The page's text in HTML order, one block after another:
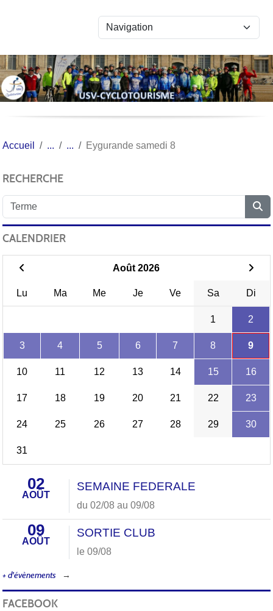
Accueil Eygurande samedi 8
RECHERCHE
CALENDRIER
Août 2026
Lu Ma Me Je Ve Sa Di
1 2
3 4 5 6 7 8 9
10 11 12 13 14 15 16
17 18 19 20 21 22 23
24 25 26 27 28 29 30
31
02
AOÛT
SEMAINE FEDERALE
du 02/08 au 09/08
09
AOÛT
SORTIE CLUB
le 09/08
+ d'évènements
FACEBOOK